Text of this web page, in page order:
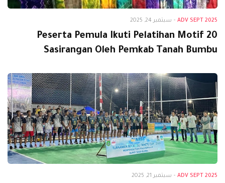
ADV SEPT 2025
- سبتمبر 24, 2025
20 Peserta Pemula Ikuti Pelatihan Motif
Sasirangan Oleh Pemkab Tanah Bumbu
ADV SEPT 2025
- سبتمبر 21, 2025